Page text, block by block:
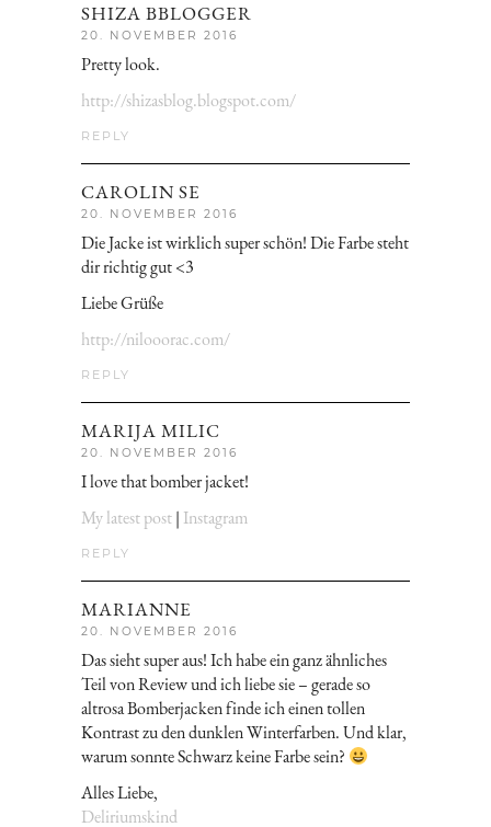
SHIZA BBLOGGER
20. NOVEMBER 2016
Pretty look.
http://shizasblog.blogspot.com/
REPLY
CAROLIN SE
20. NOVEMBER 2016
Die Jacke ist wirklich super schön! Die Farbe steht
dir richtig gut <3
Liebe Grüße
http://nilooorac.com/
REPLY
MARIJA MILIC
20. NOVEMBER 2016
I love that bomber jacket!
My latest post| Instagram
REPLY
MARIANNE
20. NOVEMBER 2016
Das sieht super aus! Ich habe ein ganz ähnliches
Teil von Review und ich liebe sie – gerade so
altrosa Bomberjacken finde ich einen tollen
Kontrast zu den dunklen Winterfarben. Und klar,
warum sonnte Schwarz keine Farbe sein?
Alles Liebe,
Deliriumskind